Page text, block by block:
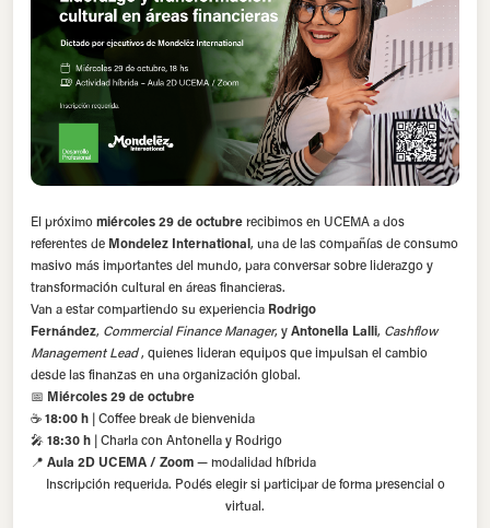
El próximo miércoles 29 de octubre recibimos en UCEMA a dos
referentes de Mondelez International , una de las compañías de consumo
masivo más importantes del mundo, para conversar sobre liderazgo y
transformación cultural en áreas financieras.
Van a estar compartiendo su experiencia Rodrigo
Fernández, Commercial Finance Manager, y Antonella Lalli, Cashflow
Management Lead, quienes lideran equipos que impulsan el cambio
desde las finanzas en una organización global.
📅 Miércoles 29 de octubre
☕ 18:00 h | Coffee break de bienvenida
🎤 18:30 h | Charla con Antonella y Rodrigo
📍 Aula 2D UCEMA / Zoom — modalidad híbrida
Inscripción requerida. Podés elegir si participar de forma presencial o
virtual.